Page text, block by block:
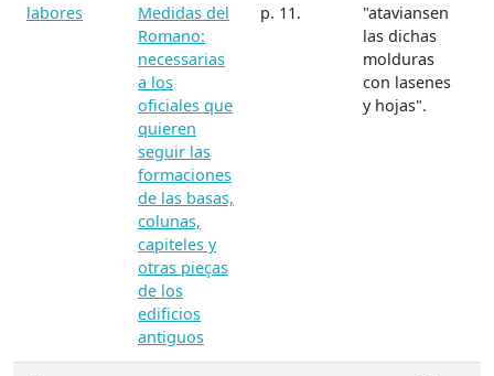
labores
Medidas del
Romano:
necessarias
a los
oficiales que
quieren
seguir las
formaciones
de las basas,
colunas,
capiteles y
otras pieças
de los
edificios
antiguos
p. 11.
"ataviansen
las dichas
molduras
con lasenes
y hojas".